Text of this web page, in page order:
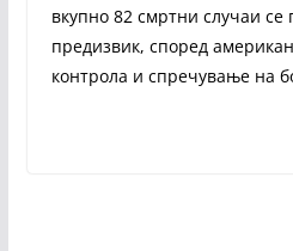
вкупно 82 смртни случаи се
предизвик, според
контрола и спречување на